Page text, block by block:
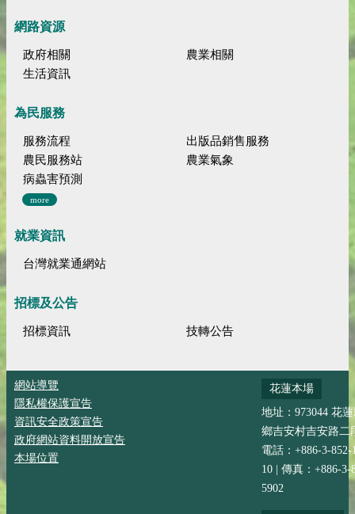
網路資源
政府相關
農業相關
生活資訊
為民服務
服務流程
出版品銷售服務
農民服務站
農業氣象
病蟲害預測
more
就業資訊
台灣就業通網站
招標及公告
招標資訊 技轉公告
網站導覽
隱私權保護宣告
資訊安全政策宣告
政府網站資料開放宣告
本場位置
花蓮本場
地址：973044 花
鄉吉安村吉安路二
電話：+886-3-852-
10 | 傳真：+886-3-
5902